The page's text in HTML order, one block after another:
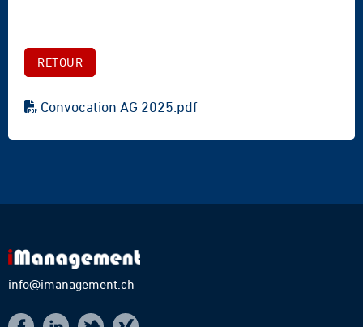
RETOUR
Convocation AG 2025.pdf
info@imanagement.ch